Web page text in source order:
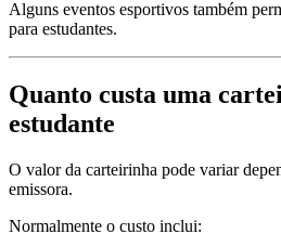
Alguns eventos esportivos também
para estudantes.
Quanto custa uma
estudante
O valor da carteirinha pode variar
emissora.
Normalmente o custo inclui: